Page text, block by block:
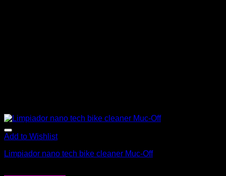
Add to Wishlist
Limpiador nano tech bike cleaner Muc-Off